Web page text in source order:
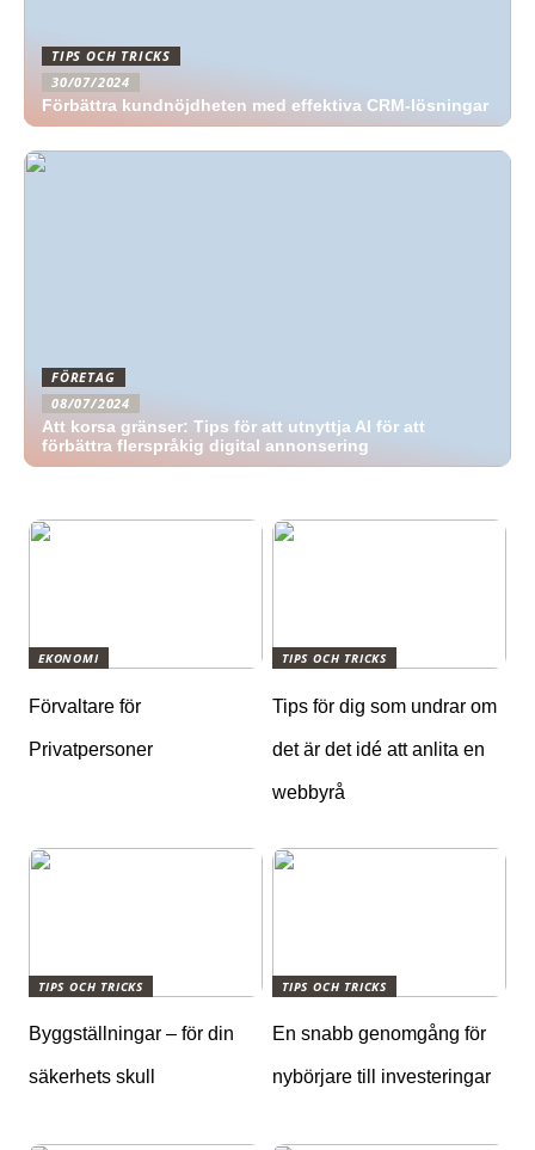
TIPS OCH TRICKS
30/07/2024
Förbättra kundnöjdheten med effektiva CRM-lösningar
FÖRETAG
08/07/2024
Att korsa gränser: Tips för att utnyttja AI för att
förbättra flerspråkig digital annonsering
EKONOMI
Förvaltare för
Privatpersoner
TIPS OCH TRICKS
Tips för dig som undrar om
det är det idé att anlita en
webbyrå
TIPS OCH TRICKS
Byggställningar – för din
säkerhets skull
TIPS OCH TRICKS
En snabb genomgång för
nybörjare till investeringar